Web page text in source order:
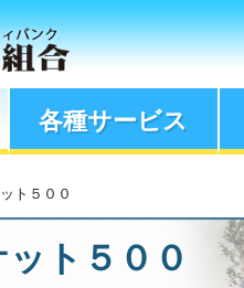
各種サービス
ト５００
ト５００